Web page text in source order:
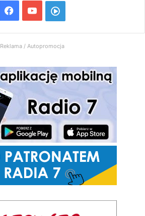
Facebook
YouTubeWłącz
Radio
7
Reklama / Autopromocja